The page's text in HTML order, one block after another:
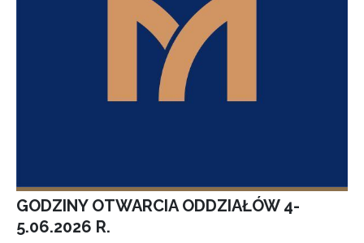
GODZINY OTWARCIA ODDZIAŁÓW 4-
5.06.2026 R.